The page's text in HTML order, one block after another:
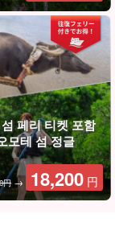
페리 티켓 포함
모테 섬 정글
円 → 18,200 円